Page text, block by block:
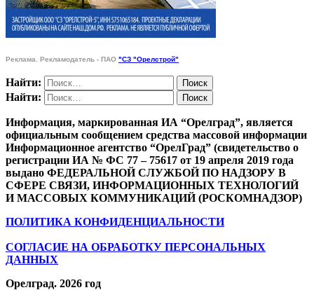
Реклама. Рекламодатель - ПАО "СЗ "Орелстрой"
Найти:
Найти:
Информация, маркированная ИА “Орелград”, является
официальным сообщением средства массовой информации
Информационное агентство “ОрелГрад” (свидетельство о
регистрации ИА № ФС 77 – 75617 от 19 апреля 2019 года
выдано ФЕДЕРАЛЬНОЙ СЛУЖБОЙ ПО НАДЗОРУ В
СФЕРЕ СВЯЗИ, ИНФОРМАЦИОННЫХ ТЕХНОЛОГИЙ
И МАССОВЫХ КОММУНИКАЦИЙ (РОСКОМНАДЗОР)
ПОЛИТИКА КОНФИДЕНЦИАЛЬНОСТИ
СОГЛАСИЕ НА ОБРАБОТКУ ПЕРСОНАЛЬНЫХ
ДАННЫХ
Орелград. 2026 год